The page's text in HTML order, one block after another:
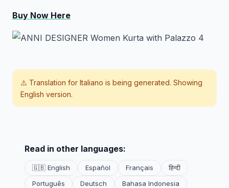
Buy Now Here
⚠️ Translation for Italiano is being generated. Showing
English version.
Read in other languages:
🇬🇧 English Español Français
हिन्दी
Português
Deutsch
Bahasa Indonesia